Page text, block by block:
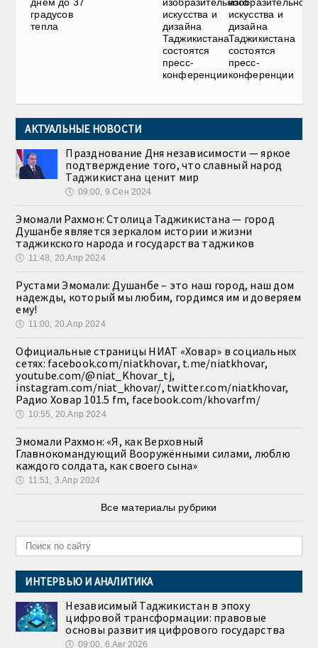
днем до 37
градусов
тепла
изобразительного
искусства и
дизайна
Таджикистана
состоятся
пресс-
конференции
изобразительного
искусства и
дизайна
Таджикистана
состоятся
пресс-
конференции
АКТУАЛЬНЫЕ НОВОСТИ
Празднование Дня независимости — яркое
подтверждение того, что славный народ
Таджикистана ценит мир
🕔 09:00, 9.Сен 2024
Эмомали Рахмон: Столица Таджикистана — город
Душанбе является зеркалом истории и жизни
таджикского народа и государства таджиков
🕔 11:48, 20.Апр 2024
Рустами Эмомали: Душанбе – это наш город, наш дом
надежды, который мы любим, гордимся им и доверяем
ему!
🕔 11:00, 20.Апр 2024
Официальные страницы НИАТ «Ховар» в социальных
сетях: facebook.com/niatkhovar, t.me/niatkhovar,
youtube.com/@niat_Khovar_tj,
instagram.com/niat_khovar/, twitter.com/niatkhovar,
Радио Ховар 101.5 fm, facebook.com/khovarfm/
🕔 10:55, 20.Апр 2024
Эмомали Рахмон: «Я, как Верховный
Главнокомандующий Вооружёнными силами, люблю
каждого солдата, как своего сына»
🕔 11:51, 3.Апр 2024
Все материалы рубрики
ИНТЕРВЬЮ И АНАЛИТИКА
Независимый Таджикистан в эпоху
цифровой трансформации: правовые
основы развития цифрового государства
🕔 09:00, 6.Авг 2026